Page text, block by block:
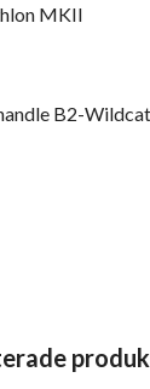
MKII
B2-